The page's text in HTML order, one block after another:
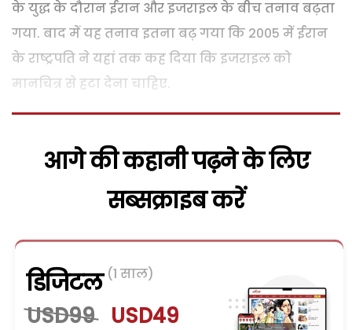
के युद्ध के दौरान ईरान और इजराइल के बीच तनाव बढ़ता
गया. बाद में यह तनाव इतना बढ़ गया कि 2005 में ईरान
के राष्ट्रपति ने यहां तक कह दिया कि इजराइल को
मानचित्र से हटा देना चाहिए.
आगे की कहानी पढ़ने के लिए
सब्सक्राइब करें
डिजिटल (1 साल)
USD99 USD49